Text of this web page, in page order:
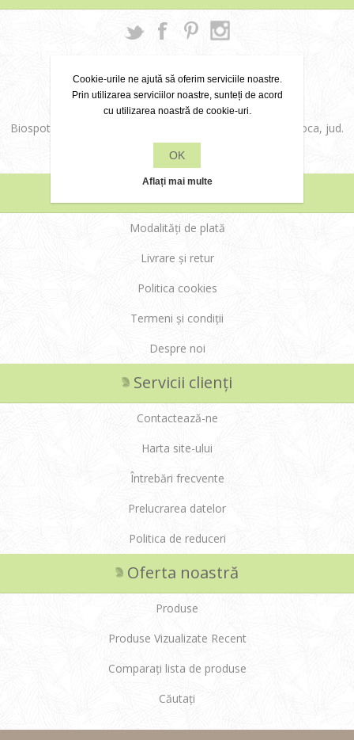
office@biospot.ro
Biospot Cosmetics SRL, Str. Aurel Vlaicu, nr. 36, Cluj-Napoca, jud.
Cluj
Informații
Modalități de plată
Livrare și retur
Politica cookies
Termeni și condiții
Despre noi
Servicii clienți
Contactează-ne
Harta site-ului
Întrebări frecvente
Prelucrarea datelor
Politica de reduceri
Oferta noastră
Produse
Produse Vizualizate Recent
Comparați lista de produse
Căutați
Cookie-urile ne ajută să oferim serviciile noastre.
Prin utilizarea serviciilor noastre, sunteți de acord
cu utilizarea noastră de cookie-uri.
OK
Aflați mai multe